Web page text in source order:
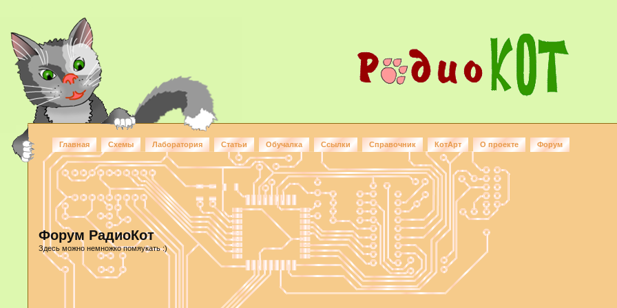
Главная Схемы Лаборатория Статьи Обучалка Ссылки Справочник КотАрт О проекте Форум
Форум РадиоКот
Здесь можно немножко помяукать :)